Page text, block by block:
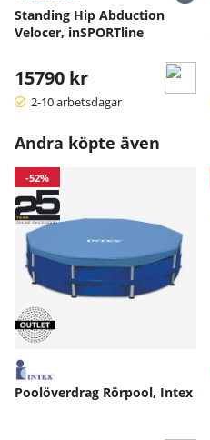
Standing Hip Abduction
Velocer, inSPORTline
15790 kr
2-10 arbetsdagar
Andra köpte även
-52%
Poolöverdrag Rörpool, Intex